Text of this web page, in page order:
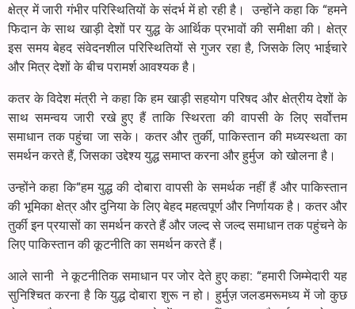
क्षेत्र में जारी गंभीर परिस्थितियों के संदर्भ में हो रही है। उन्होंने कहा कि “हमने
फिदान के साथ खाड़ी देशों पर युद्ध के आर्थिक प्रभावों की समीक्षा की। क्षेत्र
इस समय बेहद संवेदनशील परिस्थितियों से गुजर रहा है, जिसके लिए भाईचारे
और मित्र देशों के बीच परामर्श आवश्यक है।
कतर के विदेश मंत्री ने कहा कि हम खाड़ी सहयोग परिषद और क्षेत्रीय देशों के
साथ समन्वय जारी रखे हुए हैं ताकि स्थिरता की वापसी के लिए सर्वोत्तम
समाधान तक पहुंचा जा सके। कतर और तुर्की, पाकिस्तान की मध्यस्थता का
समर्थन करते हैं, जिसका उद्देश्य युद्ध समाप्त करना और हुर्मुज को खोलना है।
उन्होंने कहा कि“हम युद्ध की दोबारा वापसी के समर्थक नहीं हैं और पाकिस्तान
की भूमिका क्षेत्र और दुनिया के लिए बेहद महत्वपूर्ण और निर्णायक है। कतर और
तुर्की इन प्रयासों का समर्थन करते हैं और जल्द से जल्द समाधान तक पहुंचने के
लिए पाकिस्तान की कूटनीति का समर्थन करते हैं।
आले सानी ने कूटनीतिक समाधान पर जोर देते हुए कहा: “हमारी जिम्मेदारी यह
सुनिश्चित करना है कि युद्ध दोबारा शुरू न हो। हुर्मुज़ जलडमरूमध्य में जो कुछ